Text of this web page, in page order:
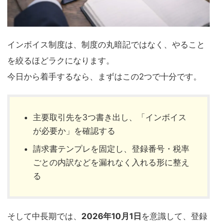
インボイス制度は、制度の丸暗記ではなく、やること
を絞るほどラクになります。
今日から着手するなら、まずはこの2つで十分です。
主要取引先を3つ書き出し、「インボイス
が必要か」を確認する
請求書テンプレを固定し、登録番号・税率
ごとの内訳などを漏れなく入れる形に整え
る
そして中長期では、 2026年10月1日 を意識して、登録